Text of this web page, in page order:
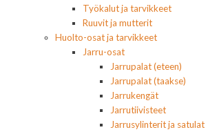
Työkalut ja tarvikkeet
Ruuvit ja mutterit
Huolto-osat ja tarvikkeet
Jarru-osat
Jarrupalat (eteen)
Jarrupalat (taakse)
Jarrukengät
Jarrutiivisteet
Jarrusylinterit ja satulat